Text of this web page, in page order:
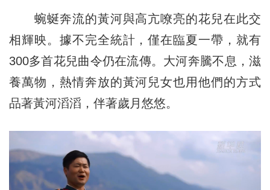
蜿蜒奔流的黃河與高亢嘹亮的花兒在此交
相輝映。據不完全統計，僅在臨夏一帶，就有
300多首花兒曲令仍在流傳。大河奔騰不息，滋
養萬物，熱情奔放的黃河兒女也用他們的方式
品著黃河滔滔，伴著歲月悠悠。